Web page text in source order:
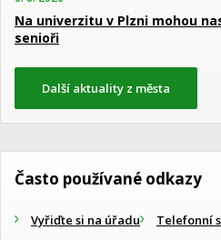
Na univerzitu v Plzni mohou
senioři
Další aktuality z města
Často používané odkazy
Vyřiďte si na úřadu
Telefonní